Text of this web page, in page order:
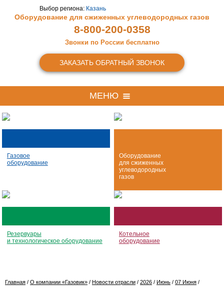
Выбор региона: Казань
Оборудование для сжиженных углеводородных газов
8-800-200-0358
Звонки по России бесплатно
ЗАКАЗАТЬ ОБРАТНЫЙ ЗВОНОК
МЕНЮ
Газовое
оборудование
Оборудование
для сжиженных
углеводородных
газов
Резервуары
и технологическое оборудование
Котельное
оборудование
Главная / О компании «Газовик» / Новости отрасли / 2026 / Июнь / 07 Июня /